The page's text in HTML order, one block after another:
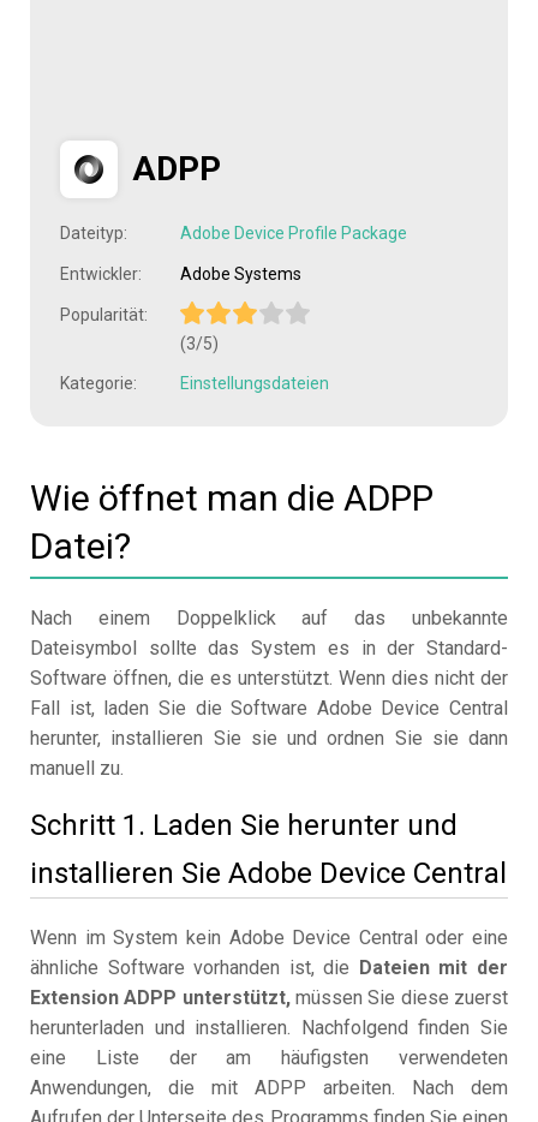
ADPP
Dateityp: Adobe Device Profile Package
Entwickler: Adobe Systems
Popularität:
(3/5)
Kategorie: Einstellungsdateien
Wie öffnet man die ADPP
Datei?
Nach einem Doppelklick auf das unbekannte
Dateisymbol sollte das System es in der Standard-
Software öffnen, die es unterstützt. Wenn dies nicht der
Fall ist, laden Sie die Software Adobe Device Central
herunter, installieren Sie sie und ordnen Sie sie dann
manuell zu.
Schritt 1. Laden Sie herunter und
installieren Sie Adobe Device Central
Wenn im System kein Adobe Device Central oder eine
ähnliche Software vorhanden ist, die Dateien mit der
Extension ADPP unterstützt,müssen Sie diese zuerst
herunterladen und installieren. Nachfolgend finden Sie
eine Liste der am häufigsten verwendeten
Anwendungen, die mit ADPP arbeiten. Nach dem